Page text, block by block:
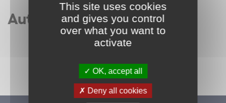
Autres articles
This site uses cookies
and gives you control
over what you want to
activate
OK, accept all
Deny all cookies